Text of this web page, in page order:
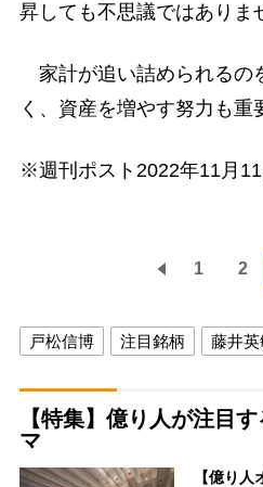
昇しても不思議ではありま
家計が追い詰められるの
く、資産を増やす努力も重
※週刊ポスト2022年11月
1 2
戸松信博 注目銘柄 藤井英
【特集】億り人が注目
マ
【億り